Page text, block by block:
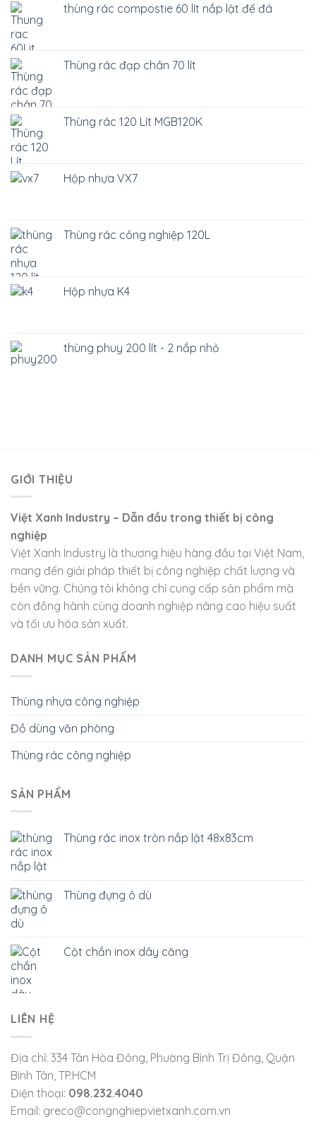
thùng rác compostie 60 lít nắp lật đế đá
Thùng rác đạp chân 70 lít
Thùng rác 120 Lít MGB120K
Hộp nhựa VX7
Thùng rác công nghiệp 120L
Hộp nhựa K4
thùng phuy 200 lít - 2 nắp nhỏ
GIỚI THIỆU
Việt Xanh Industry – Dẫn đầu trong thiết bị công
nghiệp
Việt Xanh Industry là thương hiệu hàng đầu tại Việt Nam,
mang đến giải pháp thiết bị công nghiệp chất lượng và
bền vững. Chúng tôi không chỉ cung cấp sản phẩm mà
còn đồng hành cùng doanh nghiệp nâng cao hiệu suất
và tối ưu hóa sản xuất.
DANH MỤC SẢN PHẨM
Thùng nhựa công nghiệp
Đồ dùng văn phòng
Thùng rác công nghiệp
SẢN PHẨM
Thùng rác inox tròn nắp lật 48x83cm
Thùng đựng ô dù
Cột chắn inox dây căng
LIÊN HỆ
Địa chỉ: 334 Tân Hòa Đông, Phường Bình Trị Đông, Quận
Bình Tân, TP.HCM
Điện thoại: 098.232.4040
Email: greco@congnghiepvietxanh.com.vn